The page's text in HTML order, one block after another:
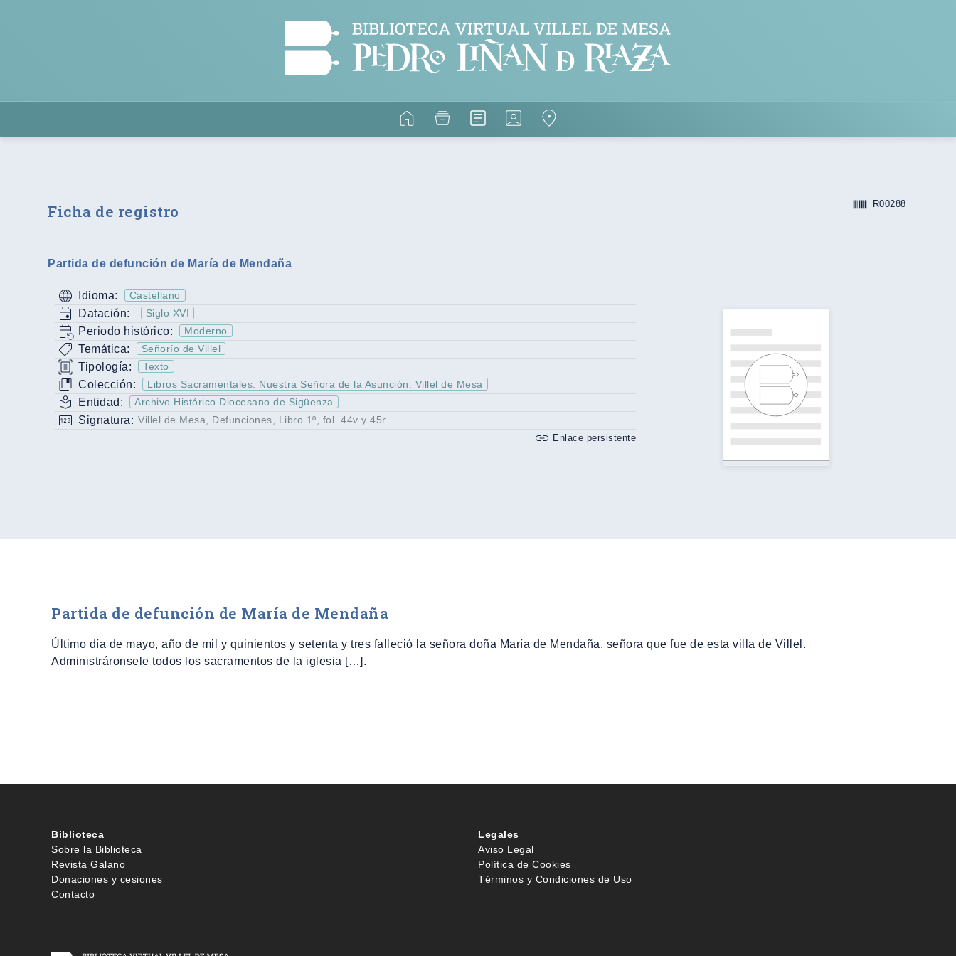
Ficha de registro R00288
Partida de defunción de María de Mendaña
Idioma: Castellano
Datación: Siglo XVI
Periodo histórico: Moderno
Temática: Señorío de Villel
Tipología: Texto
Colección: Libros Sacramentales. Nuestra Señora de la Asunción. Villel de Mesa
Entidad: Archivo Histórico Diocesano de Sigüenza
Signatura: Villel de Mesa, Defunciones, Libro 1º, fol. 44v y 45r.
Enlace persistente
Partida de defunción de María de Mendaña
Último día de mayo, año de mil y quinientos y setenta y tres falleció la señora doña María de Mendaña, señora que fue de esta villa de Villel.
Administráronsele todos los sacramentos de la iglesia […].
Biblioteca
Sobre la Biblioteca
Revista Galano
Donaciones y cesiones
Contacto
Legales
Aviso Legal
Política de Cookies
Términos y Condiciones de Uso